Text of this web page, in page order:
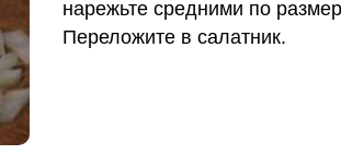
12 мг
нарежьте средними по
Переложите в салатник.